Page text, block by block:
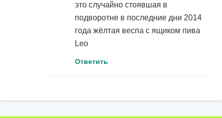
это случайно стоявшая в
подворотне в последние дни 2014
года жёлтая веспа с ящиком пива
Leo
Ответить